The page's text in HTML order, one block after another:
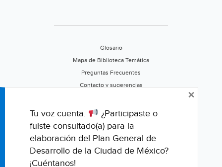
Glosario
Mapa de Biblioteca Temática
Preguntas Frecuentes
Contacto y sugerencias
Califica este portal
Tu voz cuenta.
¿Participaste o
fuiste consultado(a) para la
elaboración del Plan General de
Desarrollo de la Ciudad de México?
¡Cuéntanos!
×